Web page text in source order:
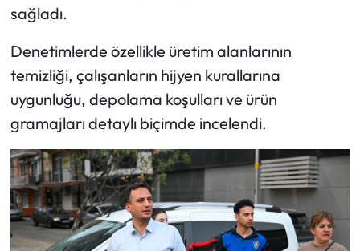
sağladı.
Denetimlerde özellikle üretim alanlarının
temizliği, çalışanların hijyen kurallarına
uygunluğu, depolama koşulları ve ürün
gramajları detaylı biçimde incelendi.